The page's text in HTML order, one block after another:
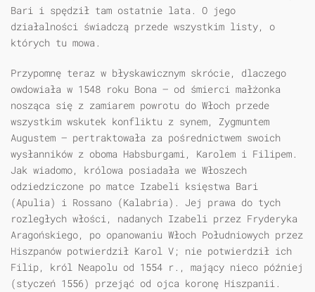
Bari i spędził tam ostatnie lata. O jego
działalności świadczą przede wszystkim listy, o
których tu mowa.
Przypomnę teraz w błyskawicznym skrócie, dlaczego
owdowiała w 1548 roku Bona — od śmierci małżonka
nosząca się z zamiarem powrotu do Włoch przede
wszystkim wskutek konfliktu z synem, Zygmuntem
Augustem — pertraktowała za pośrednictwem swoich
wysłanników z oboma Habsburgami, Karolem i Filipem.
Jak wiadomo, królowa posiadała we Włoszech
odziedziczone po matce Izabeli księstwa Bari
(Apulia) i Rossano (Kalabria). Jej prawa do tych
rozległych włości, nadanych Izabeli przez Fryderyka
Aragońskiego, po opanowaniu Włoch Południowych przez
Hiszpanów potwierdził Karol V; nie potwierdził ich
Filip, król Neapolu od 1554 r., mający nieco później
(styczeń 1556) przejąć od ojca koronę Hiszpanii.